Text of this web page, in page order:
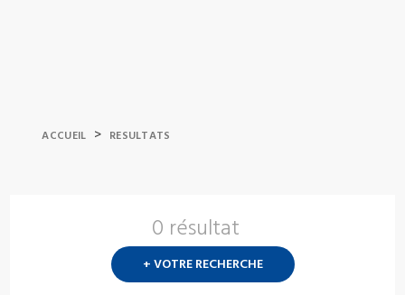
ACCUEIL > RESULTATS
0 résultat
+ VOTRE RECHERCHE